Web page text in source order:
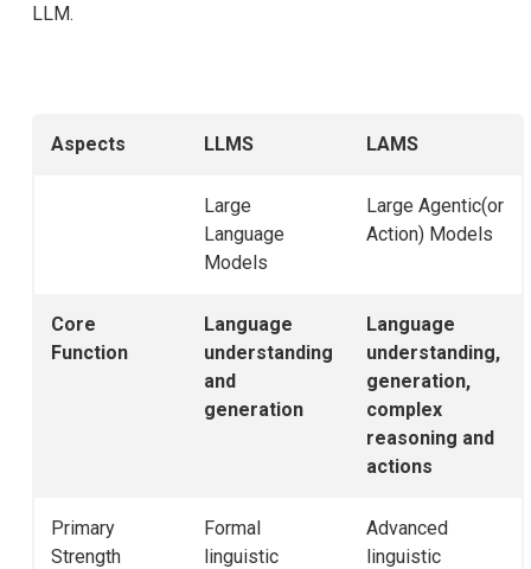
LLM.
Aspects LLMS LAMS
Large
Language
Models
Large Agentic(or
Action) Models
Core
Function
Language
understanding
and
generation
Language
understanding,
generation,
complex
reasoning and
actions
Primary
Strength
Formal
linguistic
Advanced
linguistic